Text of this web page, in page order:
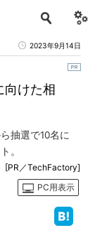
2023年9月14日
向けた相
抽選で10名に
。
[PR／TechFactory]
PC用表示